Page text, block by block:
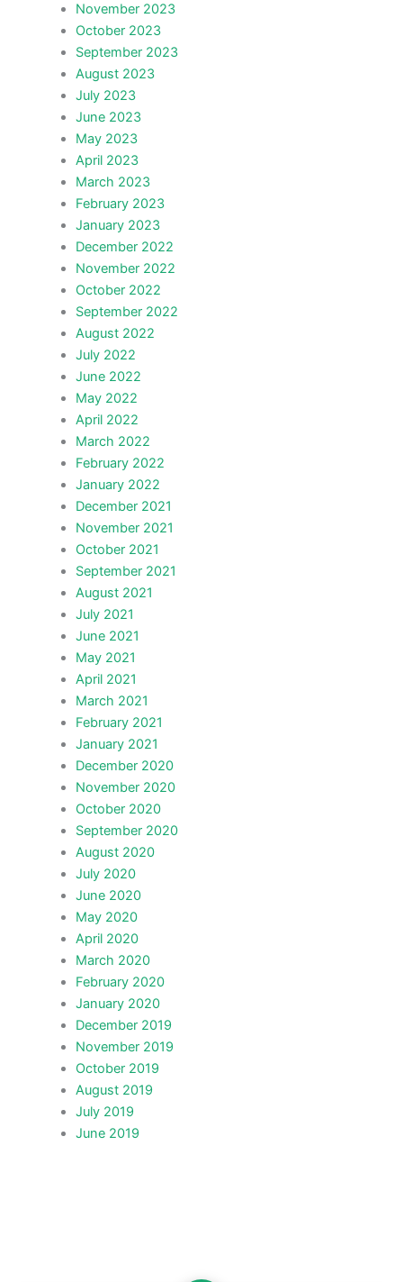
November 2023
October 2023
September 2023
August 2023
July 2023
June 2023
May 2023
April 2023
March 2023
February 2023
January 2023
December 2022
November 2022
October 2022
September 2022
August 2022
July 2022
June 2022
May 2022
April 2022
March 2022
February 2022
January 2022
December 2021
November 2021
October 2021
September 2021
August 2021
July 2021
June 2021
May 2021
April 2021
March 2021
February 2021
January 2021
December 2020
November 2020
October 2020
September 2020
August 2020
July 2020
June 2020
May 2020
April 2020
March 2020
February 2020
January 2020
December 2019
November 2019
October 2019
August 2019
July 2019
June 2019